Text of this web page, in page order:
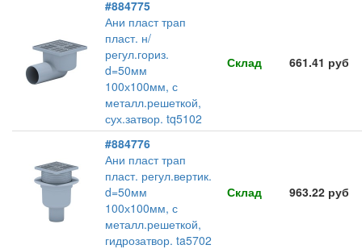
#884775
Ани пласт трап
пласт. н/
регул.гориз.
d=50мм
100х100мм, с
металл.решеткой,
сух.затвор. tq5102
Склад 661.41 руб
#884776
Ани пласт трап
пласт. регул.вертик.
d=50мм
100х100мм, с
металл.решеткой,
гидрозатвор. ta5702
Склад 963.22 руб